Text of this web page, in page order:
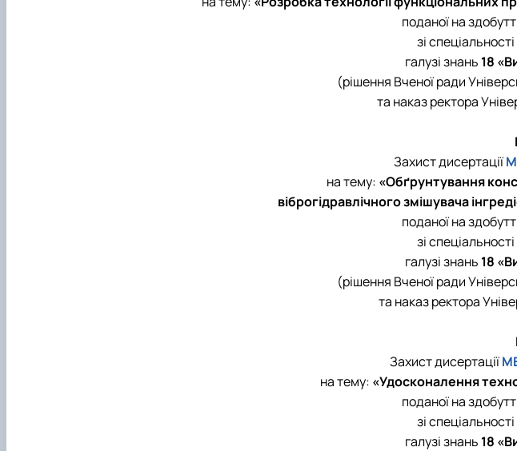
поданої на
зі спеціальності
галузі знань 18
(рішення Вченої ради
та наказ ректора
Захист дисертації
на тему: «Обґрунтування
віброгідравлічного змішувача
поданої на
зі спеціальності
галузі знань 18
(рішення Вченої ради
та наказ ректора
Захист дисертації
на тему: «Удосконалення
поданої на
зі спеціальності
галузі знань 18